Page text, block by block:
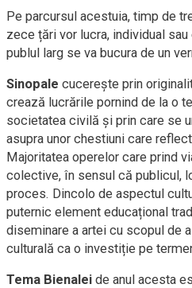
Pe parcursul acestuia, timp de
zece țări vor lucra, individual
publul larg se va bucura de un
Sinopale cucerește prin
crează lucrările pornind de la o
societatea civilă și prin care se
asupra unor chestiuni care
Majoritatea operelor care prind
colective, în sensul că publicul,
proces. Dincolo de aspectul
puternic element educațional
diseminare a artei cu scopul de
culturală ca o investiție pe
Tema Bienalei de anul acesta